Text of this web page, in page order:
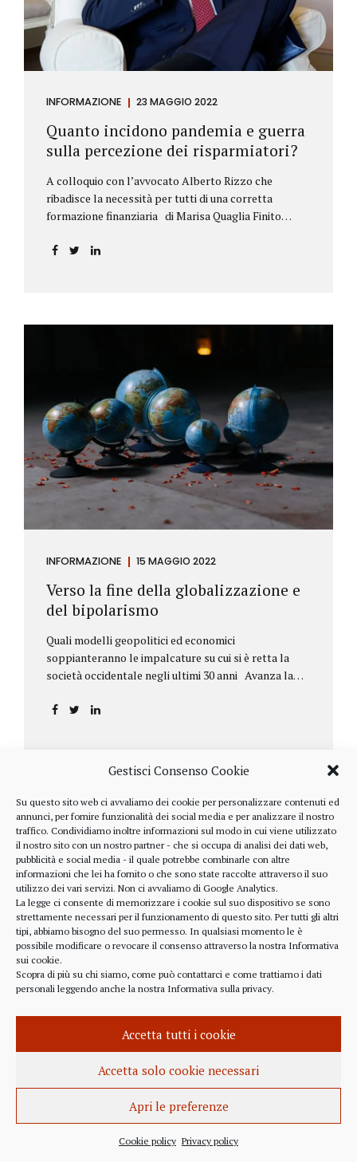
Gestisci Consenso Cookie
Su questo sito web ci avvaliamo dei cookie per personalizzare contenuti ed
annunci, per fornire funzionalità dei social media e per analizzare il nostro
traffico. Condividiamo inoltre informazioni sul modo in cui viene utilizzato
il nostro sito con un nostro partner - che si occupa di analisi dei dati web,
pubblicità e social media - il quale potrebbe combinarle con altre
informazioni che lei ha fornito o che sono state raccolte attraverso il suo
utilizzo dei vari servizi. Non ci avvaliamo di Google Analytics.
La legge ci consente di memorizzare i cookie sul suo dispositivo se sono
strettamente necessari per il funzionamento di questo sito. Per tutti gli altri
tipi, abbiamo bisogno del suo permesso. In qualsiasi momento le è
possibile modificare o revocare il consenso attraverso la nostra Informativa
sui cookie.
Scopra di più su chi siamo, come può contattarci e come trattiamo i dati
personali leggendo anche la nostra Informativa sulla privacy.
Accetta tutti i cookie
Accetta solo cookie necessari
Apri le preferenze
Cookie policy Privacy policy
INFORMAZIONE 23 MAGGIO 2022
Quanto incidono pandemia e guerra
sulla percezione dei risparmiatori?
A colloquio con l’avvocato Alberto Rizzo che
ribadisce la necessità per tutti di una corretta
formazione finanziaria di Marisa Quaglia Finito
periodo grigio della pandemia da Covid, possiamo
bancario e postale, direttore generale
dell’Accademia di educazione finanziaria presieduta
da Beppe Ghisolfi. Avvocato Rizzo, si sono
registrati cambiamenti sulla percezione della
sicurezza dei propri risparmi? Parto da una
considerazione scientifica. John Ioannidis, noto
professore di medicina, di epidemiologia e...
INFORMAZIONE 15 MAGGIO 2022
Verso la fine della globalizzazione e
del bipolarismo
Quali modelli geopolitici ed economici
soppianteranno le impalcature su cui si è retta la
società occidentale negli ultimi 30 anni Avanza la
aprile ha fatto parecchio discutere il discorso che
una lettera annuale che Fink ha inviato agli
investitori, nella quale fa il punto sulla situazione
geopolitica ed economica globale, accompagnata da
alcune considerazioni sui profitti generati dalle
scelte finanziarie operate dal fondo BlackRock.
Occorre leggere molto attentamente il testo della
lettera
(https://www.blackrock.com/corporate/investor-
relations/larry-fink-chairmans-letter). Fink afferma
chiaramente che...
INFORMAZIONE 27 APRILE 2022
Istanza per l’abrogazione
dell’obbligo vaccinale al Governo
Italiano e alla Commissione Europea
Europea per l’abrogazione della normativa